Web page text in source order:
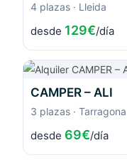
4 plazas · Lleida
desde 129€/día
CAMPER – ALI
3 plazas ·
desde 69€/día